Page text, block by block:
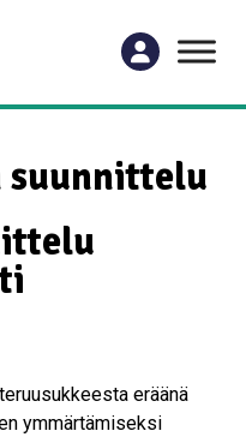
suunnittelu
eräänä
ymmärtämiseksi